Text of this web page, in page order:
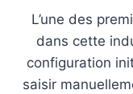
L’une des
dans cette
configuration
saisir